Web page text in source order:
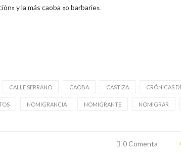
y la más caoba «o barbarie».
CALLE SERRANO CAOBA CASTIZA CRÓNICAS
NOMIGRANCIA NOMIGRANTE NOMIGRAR
0 Comenta